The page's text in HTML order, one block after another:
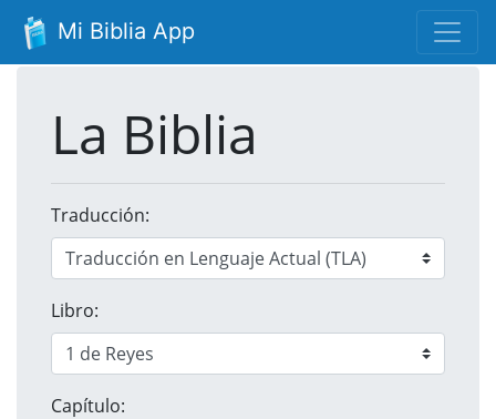
Mi Biblia App
La Biblia
Traducción:
Libro:
Capítulo: